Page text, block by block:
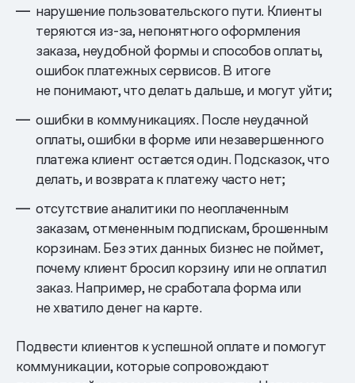
нарушение пользовательского пути. Клиенты
теряются из-за, непонятного оформления
заказа, неудобной формы и способов оплаты,
ошибок платежных сервисов. В итоге
не понимают, что делать дальше, и могут уйти;
ошибки в коммуникациях. После неудачной
оплаты, ошибки в форме или незавершенного
платежа клиент остается один. Подсказок, что
делать, и возврата к платежу часто нет;
отсутствие аналитики по неоплаченным
заказам, отмененным подпискам, брошенным
корзинам. Без этих данных бизнес не поймет,
почему клиент бросил корзину или не оплатил
заказ. Например, не сработала форма или
не хватило денег на карте.
Подвести клиентов к успешной оплате и помогут
коммуникации, которые сопровождают